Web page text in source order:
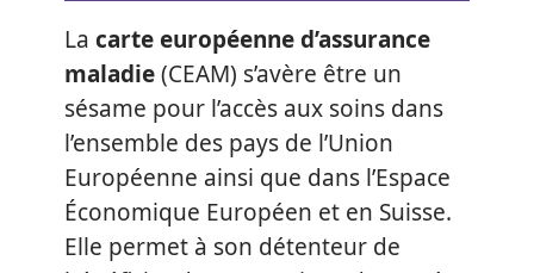
La carte européenne d’assurance
maladie(CEAM) s’avère être un
sésame pour l’accès aux soins dans
l’ensemble des pays de l’Union
Européenne ainsi que dans l’Espace
Économique Européen et en Suisse.
Elle permet à son détenteur de